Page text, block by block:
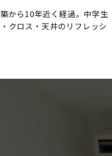
から10年近く経過。中学生
クロス・天井のリフレッシ